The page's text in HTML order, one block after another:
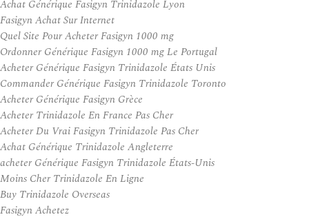
Achat Générique Fasigyn Trinidazole Lyon
Fasigyn Achat Sur Internet
Quel Site Pour Acheter Fasigyn 1000 mg
Ordonner Générique Fasigyn 1000 mg Le Portugal
Acheter Générique Fasigyn Trinidazole États Unis
Commander Générique Fasigyn Trinidazole Toronto
Acheter Générique Fasigyn Grèce
Acheter Trinidazole En France Pas Cher
Acheter Du Vrai Fasigyn Trinidazole Pas Cher
Achat Générique Trinidazole Angleterre
acheter Générique Fasigyn Trinidazole États-Unis
Moins Cher Trinidazole En Ligne
Buy Trinidazole Overseas
Fasigyn Achetez